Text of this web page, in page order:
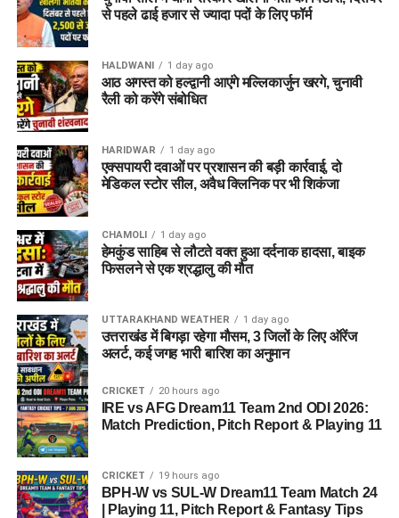
से पहले ढाई हजार से ज्यादा पदों के लिए फॉर्म
HALDWANI 1 day ago
आठ अगस्त को हल्द्वानी आएंगे मल्लिकार्जुन खरगे, चुनावी
रैली को करेंगे संबोधित
HARIDWAR 1 day ago
एक्सपायरी दवाओं पर प्रशासन की बड़ी कार्रवाई, दो
मेडिकल स्टोर सील, अवैध क्लिनिक पर भी शिकंजा
CHAMOLI 1 day ago
हेमकुंड साहिब से लौटते वक्त हुआ दर्दनाक हादसा, बाइक
फिसलने से एक श्रद्धालु की मौत
UTTARAKHAND WEATHER 1 day ago
उत्तराखंड में बिगड़ा रहेगा मौसम, 3 जिलों के लिए ऑरेंज
अलर्ट, कई जगह भारी बारिश का अनुमान
CRICKET 20 hours ago
IRE vs AFG Dream11 Team 2nd ODI 2026:
Match Prediction, Pitch Report & Playing 11
CRICKET 19 hours ago
BPH-W vs SUL-W Dream11 Team Match 24
| Playing 11, Pitch Report & Fantasy Tips